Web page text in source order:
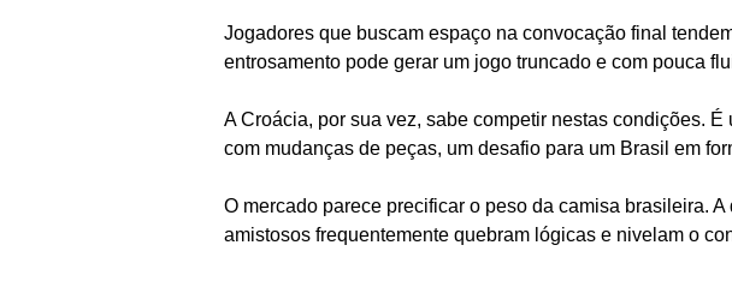
Jogadores que buscam espaço na convocação final
entrosamento pode gerar um jogo truncado e com pouca
A Croácia, por sua vez, sabe competir nestas condições.
com mudanças de peças, um desafio para um Brasil em
O mercado parece precificar o peso da camisa brasileira.
amistosos frequentemente quebram lógicas e nivelam o